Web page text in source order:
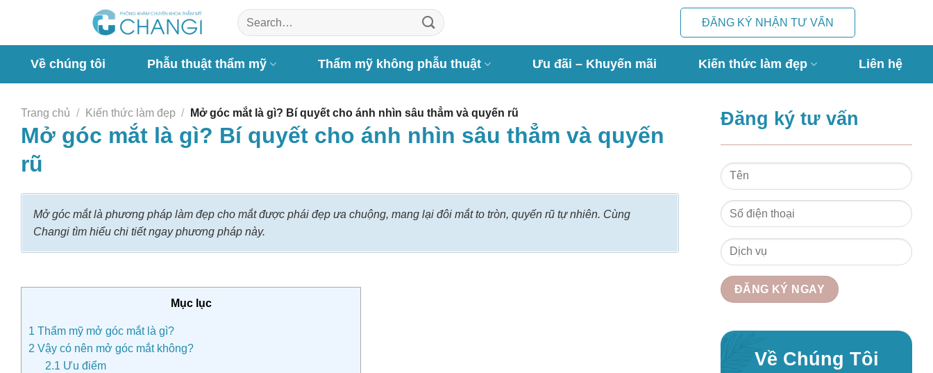
nội
ĐĂNG KÝ NHẬN TƯ VẤN
Về chúng tôi Phẫu thuật thẩm mỹ Thẩm mỹ không phẫu thuật Ưu đãi – Khuyến mãi Kiến thức làm đẹp Liên hệ
Trang chủ / Kiến thức làm đẹp / Mở góc mắt là gì? Bí quyết cho ánh nhìn sâu thẳm và quyến rũ
Mở góc mắt là gì? Bí quyết cho ánh nhìn sâu thẳm và quyến
rũ
Mở góc mắt là phương pháp làm đẹp cho mắt được phái đẹp ưa chuộng, mang lại đôi mắt to tròn, quyến rũ tự nhiên. Cùng
Changi tìm hiểu chi tiết ngay phương pháp này.
Mục lục
1 Thẩm mỹ mở góc mắt là gì?
2 Vậy có nên mở góc mắt không?
2.1 Ưu điểm
Đăng ký tư vấn
Về Chúng Tôi